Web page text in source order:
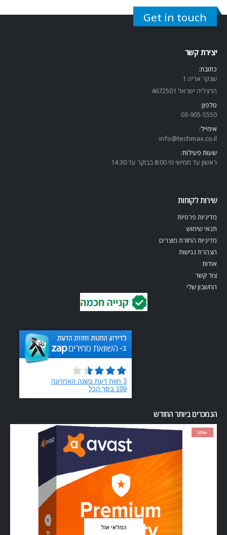
Get in touch
יצירת קשר
כתובת:
שנקר אריה 1
הרצליה ישראל 4672501
טלפון:
03-905-5550
אימייל:
info@techmax.co.il
שעות פעילות:
ראשון עד חמישי מי 8:00 בבוקר עד 14:30
שירות לקוחות
מדיניות פרטיות
תנאי שימוש
מדיניות החזרת מוצרים
הצהרת נגישות
אודות
צור קשר
החשבון שלי
הנמכרים ביותר החודש
-55%
המלאי אזל